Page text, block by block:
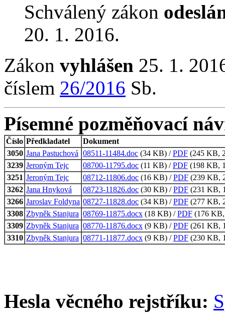
Schválený zákon
20. 1. 2016.
Zákon vyhlášen 25. 1.
číslem 26/2016 Sb.
Písemné pozměňovací
Číslo Předkladatel
Dokument
3050 Jana Pastuchová 08511-11484.doc (34 KB) /PDF (245 KB,
3239 Jeroným Tejc 08700-11795.doc (11 KB) /PDF (198 KB,
3251 Jeroným Tejc 08712-11806.doc (16 KB) /PDF (239 KB,
3262 Jana Hnyková 08723-11826.doc (30 KB) /PDF (231 KB,
3266 Jaroslav Foldyna 08727-11828.doc (34 KB) /PDF (277 KB,
3308 Zbyněk Stanjura 08769-11875.docx (18 KB) /PDF (176 KB,
3309 Zbyněk Stanjura 08770-11876.docx (9 KB) /PDF (261 KB,
3310 Zbyněk Stanjura 08771-11877.docx (9 KB) /PDF (230 KB,
Hesla věcného rejstříku: